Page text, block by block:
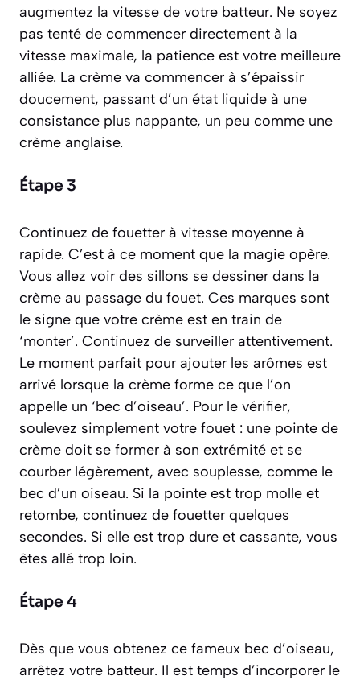
augmentez la vitesse de votre batteur. Ne soyez
pas tenté de commencer directement à la
vitesse maximale, la patience est votre meilleure
alliée. La crème va commencer à s’épaissir
doucement, passant d’un état liquide à une
consistance plus nappante, un peu comme une
crème anglaise.
Étape 3
Continuez de fouetter à vitesse moyenne à
rapide. C’est à ce moment que la magie opère.
Vous allez voir des sillons se dessiner dans la
crème au passage du fouet. Ces marques sont
le signe que votre crème est en train de
‘monter’. Continuez de surveiller attentivement.
Le moment parfait pour ajouter les arômes est
arrivé lorsque la crème forme ce que l’on
appelle un ‘bec d’oiseau’. Pour le vérifier,
soulevez simplement votre fouet : une pointe de
crème doit se former à son extrémité et se
courber légèrement, avec souplesse, comme le
bec d’un oiseau. Si la pointe est trop molle et
retombe, continuez de fouetter quelques
secondes. Si elle est trop dure et cassante, vous
êtes allé trop loin.
Étape 4
Dès que vous obtenez ce fameux bec d’oiseau,
arrêtez votre batteur. Il est temps d’incorporer le